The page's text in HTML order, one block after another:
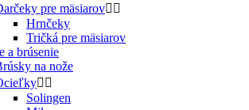
pre mäsiarov 
Hrnčeky
Tričká pre mäsiarov
a brúsenie
na nože
 
Solingen